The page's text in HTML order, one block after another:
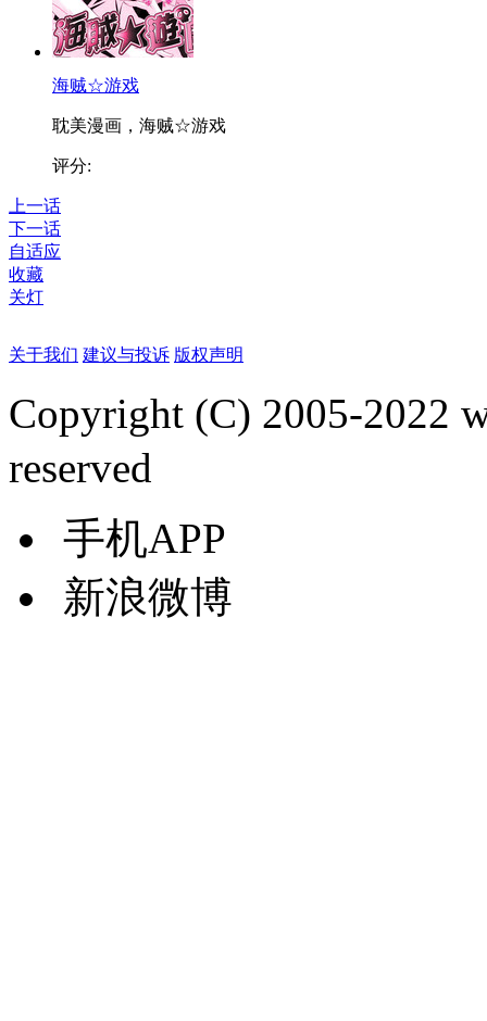
海贼☆游戏
耽美漫画，海贼☆游戏
评分:
上一话
下一话
自适应
收藏
关灯
关于我们 建议与投诉 版权声明
Copyright (C) 2005-2022
reserved
手机APP
新浪微博